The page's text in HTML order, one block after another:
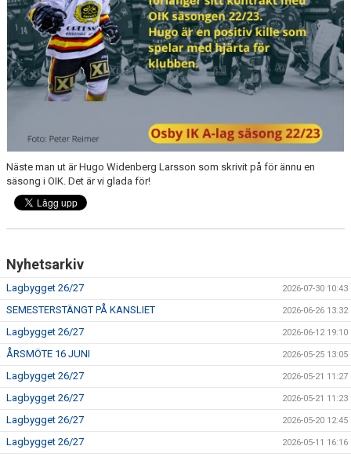
Näste man ut är Hugo Widenberg Larsson som skrivit på för ännu en
säsong i OIK. Det är vi glada för!
Nyhetsarkiv
Lagbygget 26/27 2026-07-30 10:43
SEMESTERSTÄNGT PÅ KANSLIET 2026-06-26 13:32
Lagbygget 26/27 2026-06-12 19:10
ÅRSMÖTE 16 JUNI 2026-05-25 13:05
Lagbygget 26/27 2026-05-21 11:27
Lagbygget 26/27 2026-05-21 11:23
Lagbygget 26/27 2026-05-20 12:45
Lagbygget 26/27 2026-05-11 16:16